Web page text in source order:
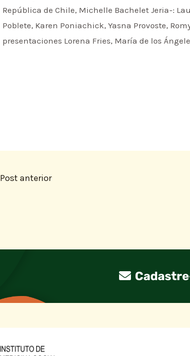
República de Chile, Michelle Bachelet Jeria-:
Poblete, Karen Poniachick, Yasna Provoste,
presentaciones Lorena Fries, María de los
Post anterior